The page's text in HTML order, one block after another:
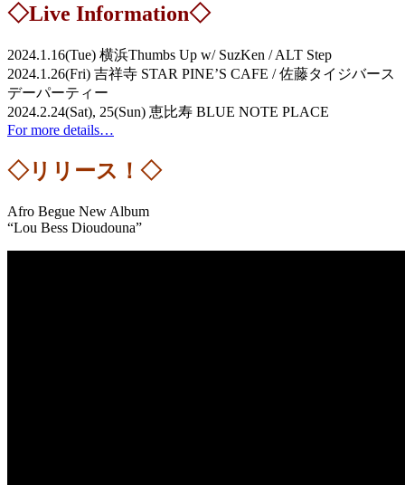
◇Live Information◇
2024.1.16(Tue) 横浜Thumbs Up w/ SuzKen / ALT Step
2024.1.26(Fri) 吉祥寺 STAR PINE’S CAFE / 佐藤タイジバース
デーパーティー
2024.2.24(Sat), 25(Sun) 恵比寿 BLUE NOTE PLACE
For more details…
◇リリース！◇
Afro Begue New Album
“Lou Bess Dioudouna”